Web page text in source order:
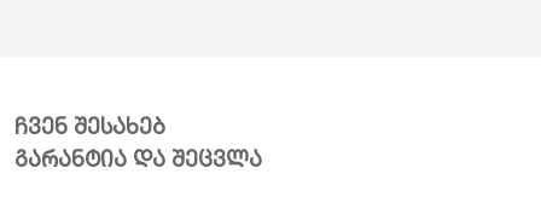
ჩვენ შესახებ
გარანტია და შეცვლა